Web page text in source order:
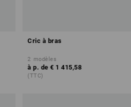
Cric à bras
2 modèles
à p. de € 1 415,58
(TTC)